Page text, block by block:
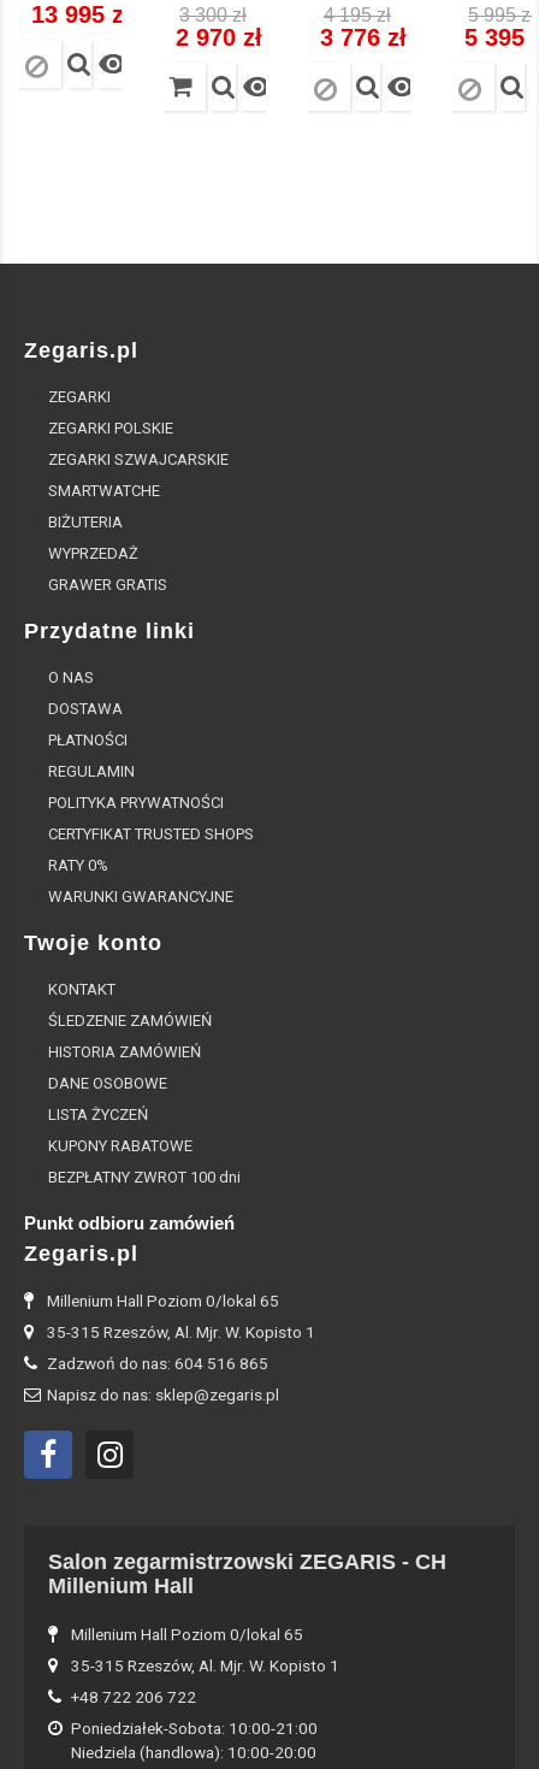
Cena
13 995 zł

Cena
regularna
3 300 zł
2 970 zł

Cena
regularna
4 195 zł
3 776 zł

Cena
5 995 zł
5 395
Zegaris.pl
ZEGARKI
ZEGARKI POLSKIE
ZEGARKI SZWAJCARSKIE
SMARTWATCHE
BIŻUTERIA
WYPRZEDAŻ
GRAWER GRATIS
Przydatne linki
O NAS
DOSTAWA
PŁATNOŚCI
REGULAMIN
POLITYKA PRYWATNOŚCI
CERTYFIKAT TRUSTED SHOPS
RATY 0%
WARUNKI GWARANCYJNE
Twoje konto
KONTAKT
ŚLEDZENIE ZAMÓWIEŃ
HISTORIA ZAMÓWIEŃ
DANE OSOBOWE
LISTA ŻYCZEŃ
KUPONY RABATOWE
BEZPŁATNY ZWROT 100 dni
Punkt odbioru zamówień
Zegaris.pl
Millenium Hall Poziom 0/lokal 65
35-315 Rzeszów, Al. Mjr. W. Kopisto 1
Zadzwoń do nas: 604 516 865
Napisz do nas: sklep@zegaris.pl
Salon zegarmistrzowski ZEGARIS - CH
Millenium Hall
Millenium Hall Poziom 0/lokal 65
35-315 Rzeszów, Al. Mjr. W. Kopisto 1
+48 722 206 722
Poniedziałek-Sobota: 10:00-21:00
Niedziela (handlowa): 10:00-20:00